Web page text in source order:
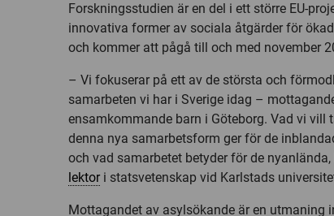
Forskningsstudien är en del i ett större EU-
innovativa former av sociala åtgärder för
och kommer att pågå till och med november
– Vi fokuserar på ett av de största och
samarbeten vi har i Sverige idag –
ensamkommande barn i Göteborg. Vad vi vill
denna nya samarbetsform ger för de
och vad samarbetet betyder för de
lektori statsvetenskap vid Karlstads
Mottagandet av asylsökande är en utmaning